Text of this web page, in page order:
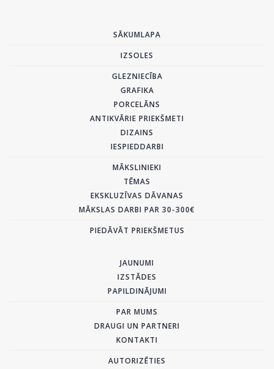
SĀKUMLAPA
IZSOLES
GLEZNIECĪBA
GRAFIKA
PORCELĀNS
ANTIKVĀRIE PRIEKŠMETI
DIZAINS
IESPIEDDARBI
MĀKSLINIEKI
TĒMAS
EKSKLUZĪVAS DĀVANAS
MĀKSLAS DARBI PAR 30-300€
PIEDĀVĀT PRIEKŠMETUS
JAUNUMI
IZSTĀDES
PAPILDINĀJUMI
PAR MUMS
DRAUGI UN PARTNERI
KONTAKTI
AUTORIZĒTIES